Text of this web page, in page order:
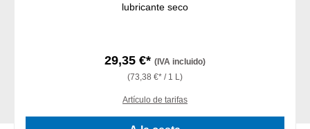
lubricante seco
29,35 €* (IVA incluido)
(73,38 €* / 1 L)
Artículo de tarifas